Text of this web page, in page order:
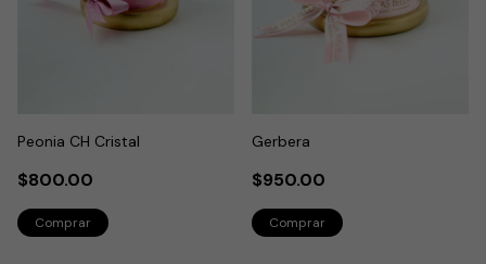
Peonia CH Cristal
$800.00
Gerbera
$950.00